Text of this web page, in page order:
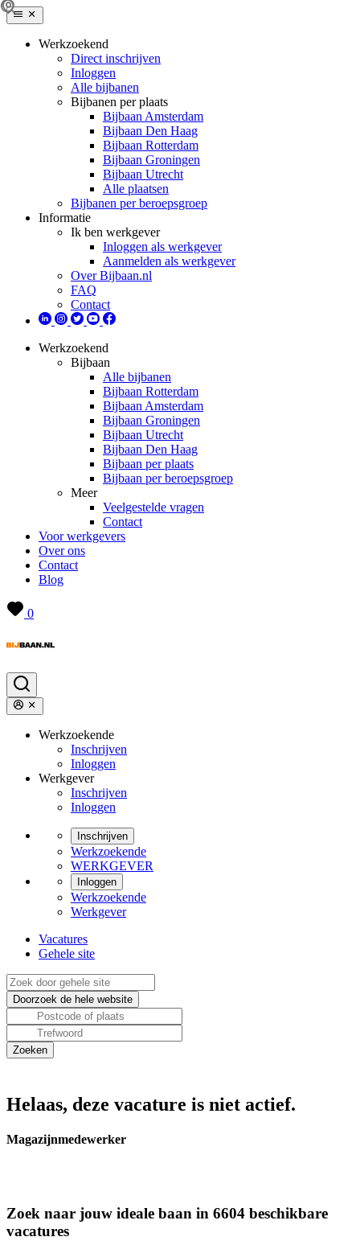
Werkzoekend
Direct inschrijven
Inloggen
Alle bijbanen
Bijbanen per plaats
Bijbaan Amsterdam
Bijbaan Den Haag
Bijbaan Rotterdam
Bijbaan Groningen
Bijbaan Utrecht
Alle plaatsen
Bijbanen per beroepsgroep
Informatie
Ik ben werkgever
Inloggen als werkgever
Aanmelden als werkgever
Over Bijbaan.nl
FAQ
Contact
Werkzoekend
Bijbaan
Alle bijbanen
Bijbaan Rotterdam
Bijbaan Amsterdam
Bijbaan Groningen
Bijbaan Utrecht
Bijbaan Den Haag
Bijbaan per plaats
Bijbaan per beroepsgroep
Meer
Veelgestelde vragen
Contact
Voor werkgevers
Over ons
Contact
Blog
0
Werkzoekende
Inschrijven
Inloggen
Werkgever
Inschrijven
Inloggen
Inschrijven
Werkzoekende
WERKGEVER
Inloggen
Werkzoekende
Werkgever
Vacatures
Gehele site
Helaas, deze vacature is niet actief.
Magazijnmedewerker
Zoek naar jouw ideale baan in 6604 beschikbare
vacatures